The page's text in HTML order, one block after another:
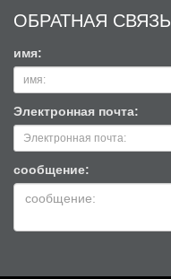
ОБРАТНАЯ СВЯЗЬ
имя:
Электронная почта:
сообщение: